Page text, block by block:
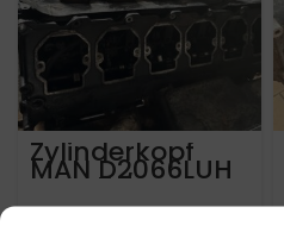
Zylinderkopf
MAN D2066LUH
Euro 5 / eev